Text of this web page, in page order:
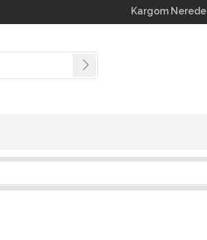
Kargom Nerede